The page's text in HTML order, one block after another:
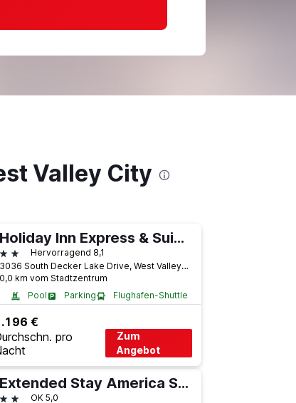
Valley City
Holiday Inn Express & Suites Salt Lake City West Valley By IHG
2 SterneHervorragend 8,1
3036 South Decker Lake Drive, West Valley City, UT, USA
0,0 km vom Stadtzentrum
Pool
Parking Flughafen-Shuttle
€
pro
Zum
Angebot
Extended Stay America Select Suites - Salt Lake City - West Valley City
2 SterneOK 5,0